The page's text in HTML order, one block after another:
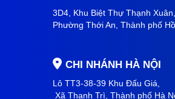
3D4, Khu Biệt Thự Thạnh
Phường Thới An, Thành phố
CHI NHÁNH HÀ NỘI
Lô TT3-38-39 Khu
Xã Thanh Trì, Thành phố Hà